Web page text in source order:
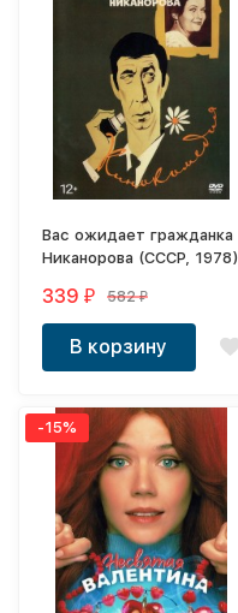
Вас ожидает гражданка
Никанорова (СССР, 1978)
339₽ 582₽
В корзину
-15%